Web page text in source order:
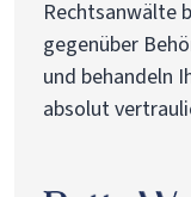
Rechtsanwälte
gegenüber
und behandeln
absolut